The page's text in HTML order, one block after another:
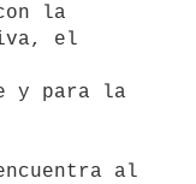
la
el
y para la
al